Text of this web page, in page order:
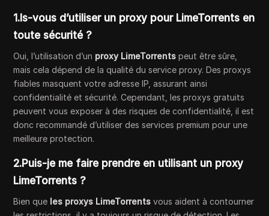
1.Is-vous d’utiliser un proxy pour LimeTorrents en
toute sécurité ?
Oui, l’utilisation d’un proxy LimeTorrents peut être sûre,
mais cela dépend de la qualité du service proxy. Des proxys
fiables masquent votre adresse IP, assurant ainsi
confidentialité et sécurité. Cependant, les proxys gratuits
peuvent vous exposer à des risques de confidentialité, il est
donc recommandé d’utiliser des services premium pour une
meilleure protection.
2.Puis-je me faire prendre en utilisant un proxy
LimeTorrents ?
Bien que les proxys LimeTorrents vous aident à contourner